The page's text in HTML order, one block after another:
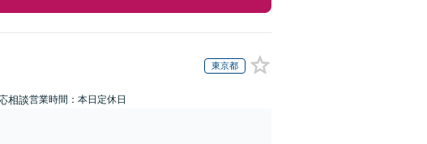
東京都
相談営業時間：本日定休日